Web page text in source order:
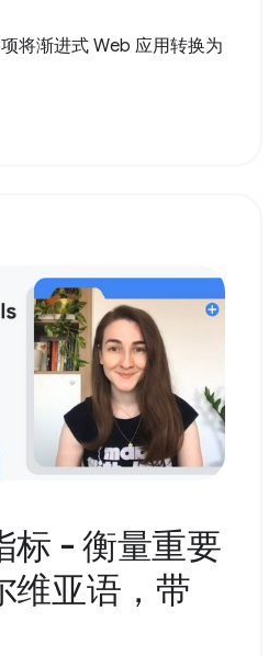
将渐进式 Web 应用转换为
标 - 衡量重要
维亚语，带